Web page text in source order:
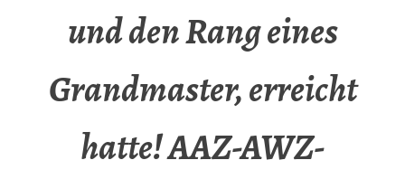
und den Rang eines
Grandmaster, erreicht
hatte! AAZ-AWZ-